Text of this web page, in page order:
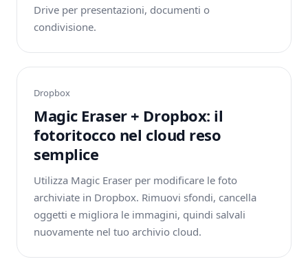
Drive per presentazioni, documenti o
condivisione.
Dropbox
Magic Eraser + Dropbox: il
fotoritocco nel cloud reso
semplice
Utilizza Magic Eraser per modificare le foto
archiviate in Dropbox. Rimuovi sfondi, cancella
oggetti e migliora le immagini, quindi salvali
nuovamente nel tuo archivio cloud.